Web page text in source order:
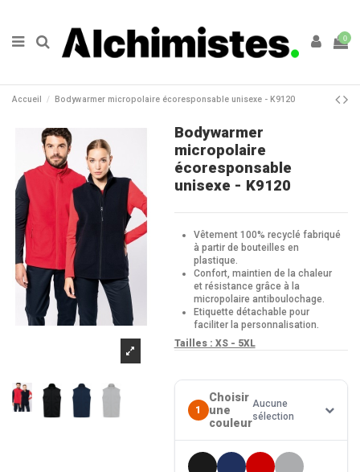
0
Accueil Bodywarmer micropolaire écoresponsable unisexe - K9120
Bodywarmer
micropolaire
écoresponsable
unisexe - K9120
Vêtement 100% recyclé fabriqué
à partir de bouteilles en
plastique.
Confort, maintien de la chaleur
et résistance grâce à la
micropolaire antiboulochage.
Etiquette détachable pour
faciliter la personnalisation.
Tailles : XS - 5XL
1
Choisir
une
couleur
Aucune
sélection